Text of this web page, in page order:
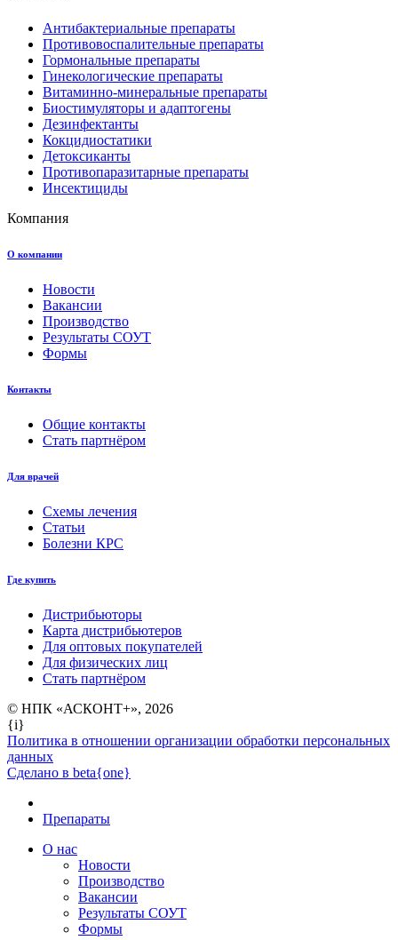
Антибактериальные препараты
Противовоспалительные препараты
Гормональные препараты
Гинекологические препараты
Витаминно-минеральные препараты
Биостимуляторы и адаптогены
Дезинфектанты
Кокцидиостатики
Детоксиканты
Противопаразитарные препараты
Инсектициды
Компания
О компании
Новости
Вакансии
Производство
Результаты СОУТ
Формы
Контакты
Общие контакты
Стать партнёром
Для врачей
Схемы лечения
Статьи
Болезни КРС
Где купить
Дистрибьюторы
Карта дистрибьютеров
Для оптовых покупателей
Для физических лиц
Стать партнёром
© НПК «АСКОНТ+», 2026
{i}
Политика в отношении организации обработки персональных
данных
Сделано в beta{one}
Препараты
О нас
Новости
Производство
Вакансии
Результаты СОУТ
Формы